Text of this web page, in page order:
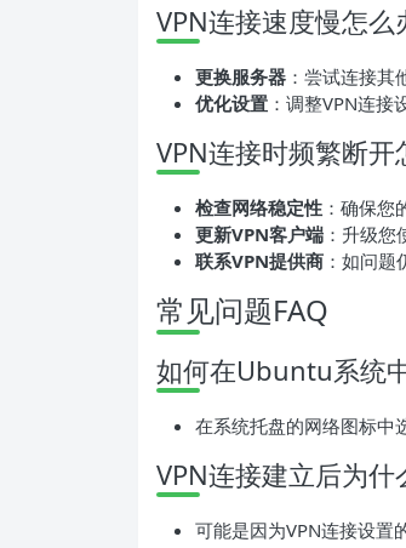
VPN连接速度慢怎么
更换服务器 ：尝试连接
优化设置 ：调整VPN连
VPN连接时频繁断开
检查网络稳定性 ：确保您
更新VPN客户端 ：升级您
联系VPN提供商 ：如问
常见问题FAQ
如何在Ubuntu系统
在系统托盘的网络图标中
VPN连接建立后为什
可能是因为VPN连接设置